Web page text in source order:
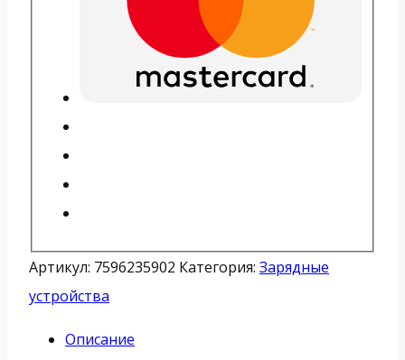
Артикул: 7596235902 Категория: Зарядные
устройства
Описание